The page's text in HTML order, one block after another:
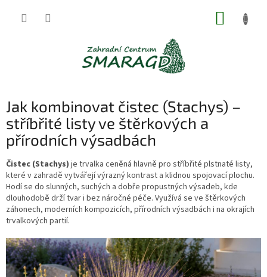
Jak kombinovat čistec (Stachys) –
stříbřité listy ve štěrkových a
přírodních výsadbách
Čistec (Stachys) je trvalka ceněná hlavně pro stříbřité plstnaté listy,
které v zahradě vytvářejí výrazný kontrast a klidnou spojovací plochu.
Hodí se do slunných, suchých a dobře propustných výsadeb, kde
dlouhodobě drží tvar i bez náročné péče. Využívá se ve štěrkových
záhonech, moderních kompozicích, přírodních výsadbách i na okrajích
trvalkových partií.